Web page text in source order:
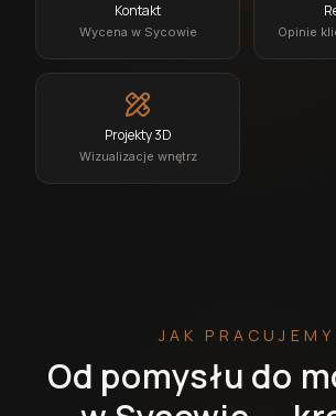
Kontakt
Wycena w Sycowie Opinie
Projekty 3D
Wizualizacje wnętrz
JAK PRACUJEMY
Od pomysłu do